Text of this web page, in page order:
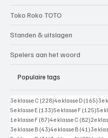
Toko Roko TOTO
Standen & uitslagen
Spelers aan het woord
Populaire tags
3e klasse C (228)228 posts
4e klasse D (165)3e
5e klasse E (133)133 posts
5e klasse F (125)125
5e
1e klasse F (87)87 posts
4e klasse C (82)82
2e
3e klasse B (43)43 posts
4e klasse B (41)41
3e